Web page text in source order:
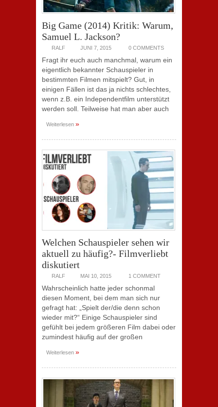
Big Game (2014) Kritik: Warum,
Samuel L. Jackson?
RALF JUNI 7, 2015 0 COMMENTS
Fragt ihr euch auch manchmal, warum ein
eigentlich bekannter Schauspieler in
bestimmten Filmen mitspielt? Gut, in
einigen Fällen ist das ja nichts schlechtes,
wenn z.B. ein Independentfilm unterstützt
werden soll. Teilweise hat man aber auch
Weiterlesen »
Welchen Schauspieler sehen wir
aktuell zu häufig?- Filmverliebt
diskutiert
RALF MAI 10, 2015 1 COMMENT
Wahrscheinlich hatte jeder schonmal
diesen Moment, bei dem man sich nur
gefragt hat: „Spielt der/die denn schon
wieder mit?“ Einige Schauspieler sind
gefühlt bei jedem größeren Film dabei oder
zumindest häufig auf der großen
Weiterlesen »